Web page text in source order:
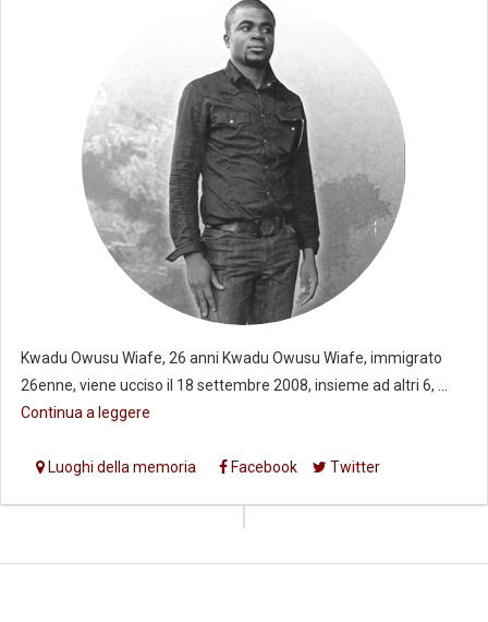
Kwadu Owusu Wiafe, 26 anni Kwadu Owusu Wiafe, immigrato
26enne, viene ucciso il 18 settembre 2008, insieme ad altri 6,
Continua a leggere
Luoghi della memoria Facebook Twitter